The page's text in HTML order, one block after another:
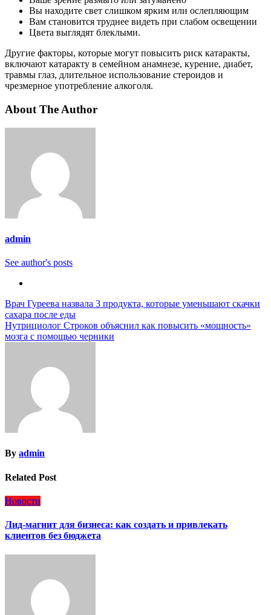
Вы находите свет слишком ярким или ослепляющим
Вам становится труднее видеть при слабом освещении
Цвета выглядят блеклыми.
Другие факторы, которые могут повысить риск катаракты,
включают катаракту в семейном анамнезе, курение, диабет,
травмы глаз, длительное использование стероидов и
чрезмерное употребление алкоголя.
About The Author
admin
See author's posts
Навигация
по
записям
Врач Гуреева назвала 3 продукта, которые уменьшают скачки
сахара после еды
Нутрициолог Строков объяснил как повысить «мощность»
мозга с помощью черники
By admin
Related Post
Новости
Лид-магнит для бизнеса: как создать и привлекать
клиентов без бюджета